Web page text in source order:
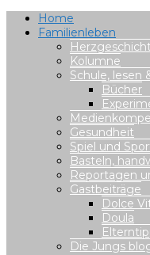
Home
Familienleben
Kolumne
Schule, lesen
Bücher
Gesundheit
Spiel und
Basteln,
Reportagen
Gastbeiträge
Dolce
Doula
Die Jungs